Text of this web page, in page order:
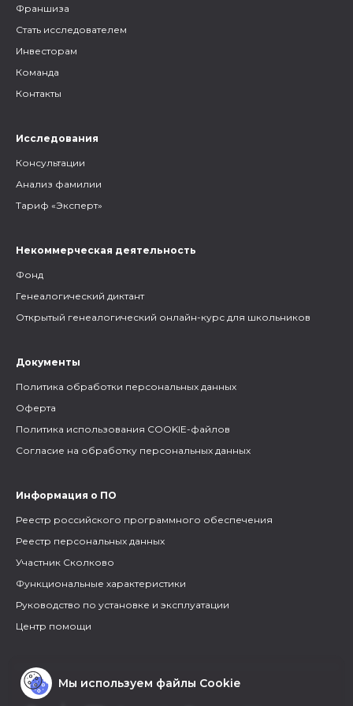
Франшиза
Стать исследователем
Инвесторам
Команда
Контакты
Исследования
Консультации
Анализ фамилии
Тариф «Эксперт»
Некоммерческая деятельность
Фонд
Генеалогический диктант
Открытый генеалогический онлайн-курс для школьников
Документы
Политика обработки персональных данных
Оферта
Политика использования COOKIE-файлов
Согласие на обработку персональных данных
Информация о ПО
Реестр российского программного обеспечения
Реестр персональных данных
Участник Сколково
Функциональные характеристики
Руководство по установке и эксплуатации
Центр помощи
Мы используем файлы Cookie